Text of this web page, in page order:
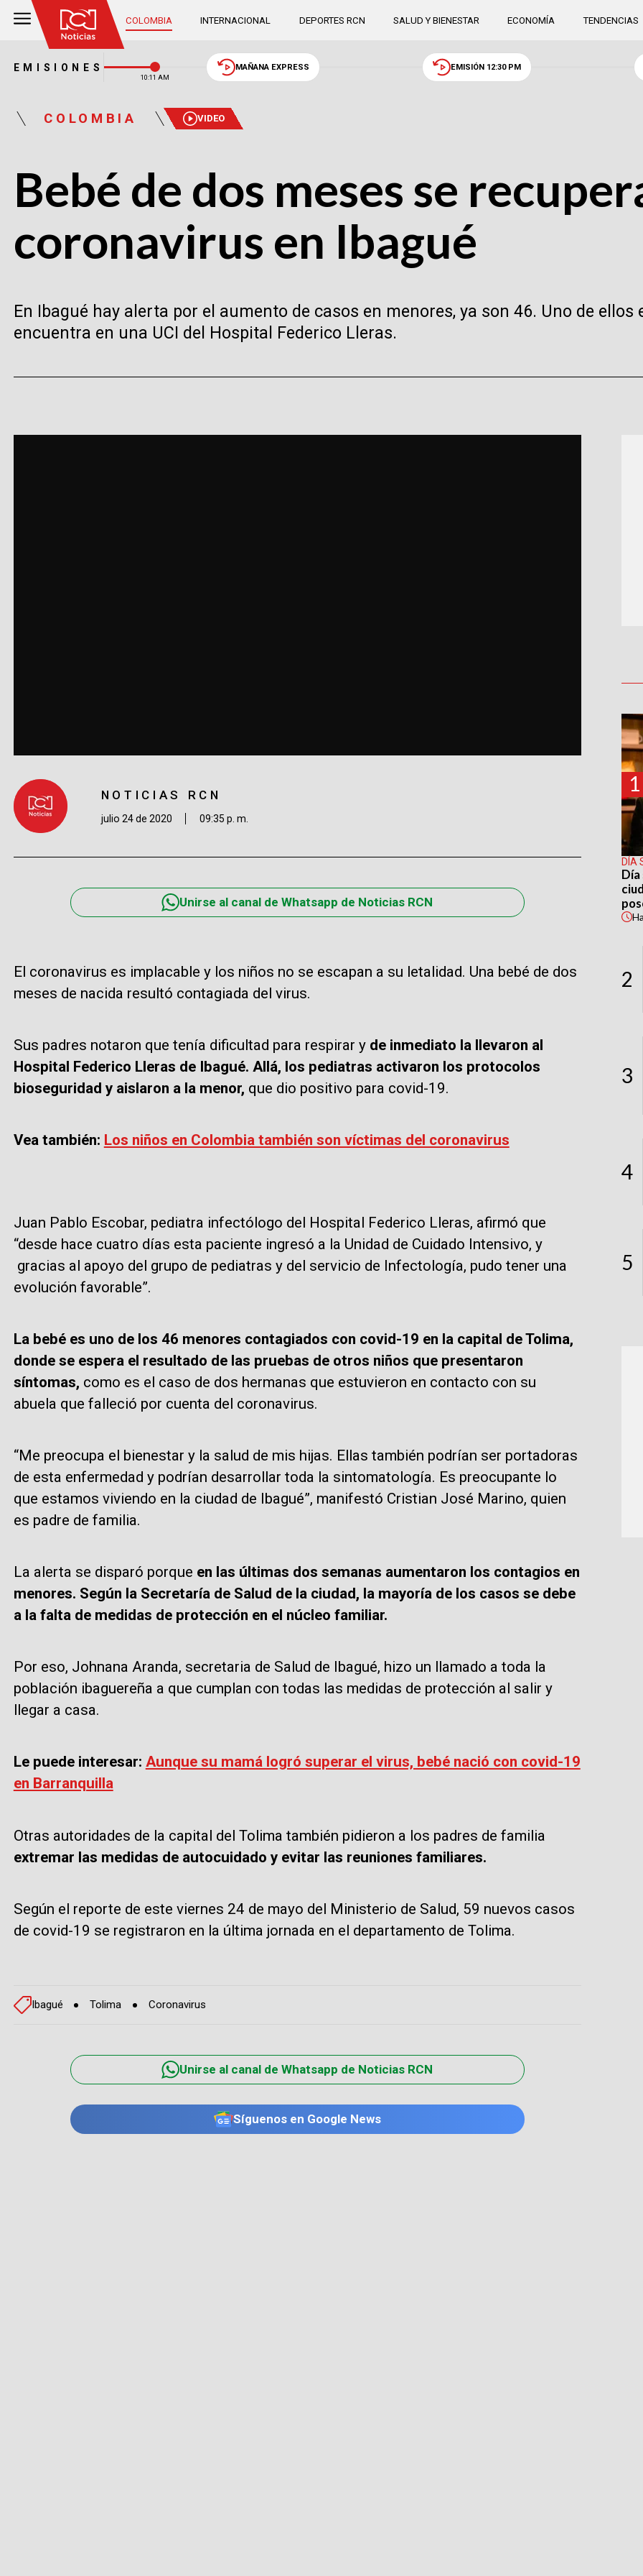
COLOMBIA INTERNACIONAL DEPORTES RCN SALUD Y BIENESTAR ECONOMÍA TENDENCIAS
EMISIONES
10:11 AM
MAÑANA EXPRESS EMISIÓN 12:30 PM
COLOMBIA VIDEO
Bebé de dos meses se
coronavirus en Ibagué
En Ibagué hay alerta por el aumento de casos en menores, ya son 46. Uno de ellos
encuentra en una UCI del Hospital Federico Lleras.
NOTICIAS RCN
julio 24 de 2020 09:35 p. m.
Unirse al canal de Whatsapp de Noticias RCN
El coronavirus es implacable y los niños no se escapan a su letalidad. Una bebé de dos
meses de nacida resultó contagiada del virus.
Sus padres notaron que tenía dificultad para respirar y de inmediato la llevaron al
Hospital Federico Lleras de Ibagué. Allá, los pediatras activaron los protocolos
bioseguridad y aislaron a la menor, que dio positivo para covid-19.
Vea también: Los niños en Colombia también son víctimas del coronavirus
Juan Pablo Escobar, pediatra infectólogo del Hospital Federico Lleras, afirmó que
“desde hace cuatro días esta paciente ingresó a la Unidad de Cuidado Intensivo, y
gracias al apoyo del grupo de pediatras y del servicio de Infectología, pudo tener una
evolución favorable”.
La bebé es uno de los 46 menores contagiados con covid-19 en la capital de Tolima,
donde se espera el resultado de las pruebas de otros niños que presentaron
síntomas, como es el caso de dos hermanas que estuvieron en contacto con su
abuela que falleció por cuenta del coronavirus.
“Me preocupa el bienestar y la salud de mis hijas. Ellas también podrían ser portadoras
de esta enfermedad y podrían desarrollar toda la sintomatología. Es preocupante lo
que estamos viviendo en la ciudad de Ibagué”, manifestó Cristian José Marino, quien
es padre de familia.
La alerta se disparó porque en las últimas dos semanas aumentaron los contagios en
menores. Según la Secretaría de Salud de la ciudad, la mayoría de los casos se debe
a la falta de medidas de protección en el núcleo familiar.
Por eso, Johnana Aranda, secretaria de Salud de Ibagué, hizo un llamado a toda la
población ibaguereña a que cumplan con todas las medidas de protección al salir y
llegar a casa.
Le puede interesar: Aunque su mamá logró superar el virus, bebé nació con covid-19
en Barranquilla
Otras autoridades de la capital del Tolima también pidieron a los padres de familia
extremar las medidas de autocuidado y evitar las reuniones familiares.
Según el reporte de este viernes 24 de mayo del Ministerio de Salud, 59 nuevos casos
de covid-19 se registraron en la última jornada en el departamento de Tolima.
Ibagué Tolima Coronavirus
Unirse al canal de Whatsapp de Noticias RCN
Síguenos en Google News
1
DÍA
2
3
4
5